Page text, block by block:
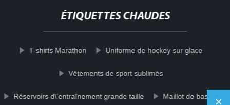
ÉTIQUETTES CHAUDES
T-shirts Marathon Uniforme de hockey sur glace
Vêtements de sport sublimés
Réservoirs d\'entraînement grande taille Maillot de basket